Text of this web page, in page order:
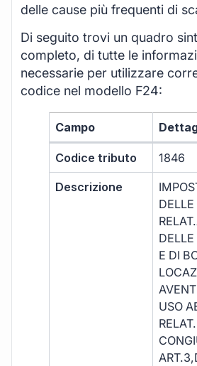
delle cause più frequenti di
Di seguito trovi un quadro
completo, di tutte le
necessarie per utilizzare
codice nel modello F24:
Campo
Codice tributo 1846
Descrizione
DELLE
DELLE
E DI
USO